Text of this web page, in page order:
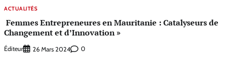
ACTUALITÉS
Femmes Entrepreneures en Mauritanie : Catalyseurs de
Changement et d’Innovation »
Éditeur 26 Mars 2024 0